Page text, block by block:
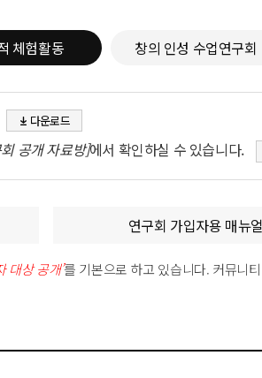
체험활동 창의 인성 수업연구회
다운로드
공개 자료방]에서 확인하실 수 있습니다.
연구회 가입자용 매뉴얼
대상 공개’를 기본으로 하고 있습니다. 커뮤니